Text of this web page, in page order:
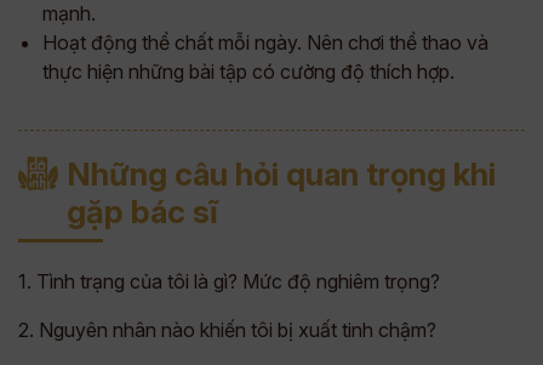
mạnh.
Hoạt động thể chất mỗi ngày. Nên chơi thể thao và
thực hiện những bài tập có cường độ thích hợp.
Những câu hỏi quan trọng khi
gặp bác sĩ
1. Tình trạng của tôi là gì? Mức độ nghiêm trọng?
2. Nguyên nhân nào khiến tôi bị xuất tinh chậm?